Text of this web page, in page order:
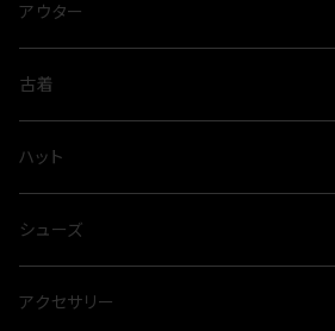
アウター
古着
ハット
シューズ
アクセサリー